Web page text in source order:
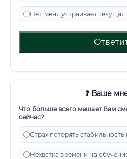
Нет, меня устраивает текущая
❓ Ваше
Что больше всего мешает Вам
сейчас?
Страх потерять стабильность
Нехватка времени на